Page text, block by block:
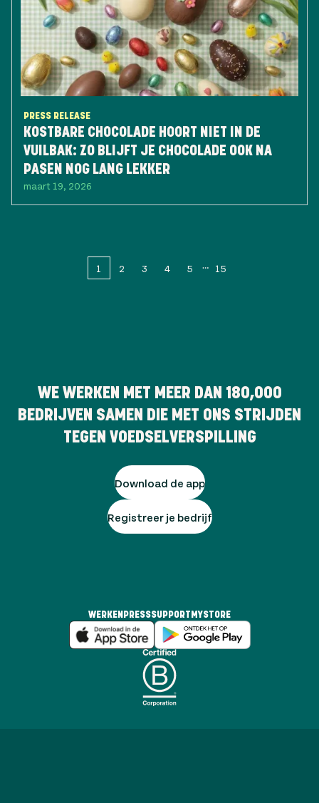
PRESS RELEASE
KOSTBARE CHOCOLADE HOORT NIET IN DE
VUILBAK: ZO BLIJFT JE CHOCOLADE OOK NA
PASEN NOG LANG LEKKER
maart 19, 2026
1 2 3 4 5 15
WE WERKEN MET MEER DAN 180,000
BEDRIJVEN SAMEN DIE MET ONS STRIJDEN
TEGEN VOEDSELVERSPILLING
Download de app
Registreer je bedrijf
WERKEN PRESSSUPPORT MYSTORE